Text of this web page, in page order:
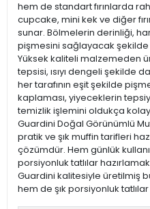
hem de standart fırınlarda
cupcake, mini kek ve diğer
sunar. Bölmelerin derinliği,
pişmesini sağlayacak şekilde
Yüksek kaliteli malzemeden
tepsisi, ısıyı dengeli şekilde
her tarafının eşit şekilde
kaplaması, yiyeceklerin
temizlik işlemini oldukça
Guardini Doğal Görünümlü
pratik ve şık muffin tarifleri
çözümdür. Hem günlük
porsiyonluk tatlılar
Guardini kalitesiyle üretilmiş
hem de şık porsiyonluk